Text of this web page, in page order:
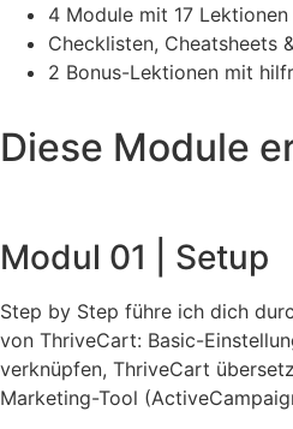
4 Module mit 17
Checklisten, Cheatsheets
2 Bonus-Lektionen mit
Diese Module
Modul 01 | Setup
Step by Step führe ich dich
von ThriveCart: Basic-
verknüpfen, ThriveCart
Marketing-Tool